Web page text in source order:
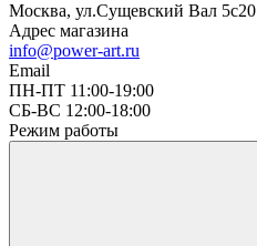
Москва, ул.Сущевский Вал 5с20
Адрес магазина
info@power-art.ru
Email
ПН-ПТ 11:00-19:00
СБ-ВС 12:00-18:00
Режим работы